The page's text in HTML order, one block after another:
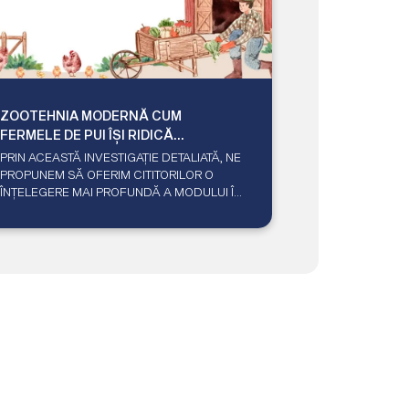
ZOOTEHNIA MODERNĂ CUM
FERMELE DE PUI ÎȘI RIDICĂ
STANDARDUL ÎN SIGURANȚA
ALIMENTARĂ ȘI BUNĂSTAREA
ANIMALĂ
PRIN ACEASTĂ INVESTIGAȚIE DETALIATĂ, NE
PROPUNEM SĂ OFERIM CITITORILOR O
ÎNȚELEGERE MAI PROFUNDĂ A MODULUI ÎN
ZOOTEHNIA MODERNĂ.